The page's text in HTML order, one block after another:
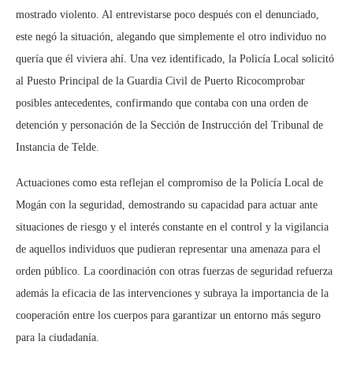
mostrado violento. Al entrevistarse poco después con el denunciado,
este negó la situación, alegando que simplemente el otro individuo no
quería que él viviera ahí. Una vez identificado, la Policía Local solicitó
al Puesto Principal de la Guardia Civil de Puerto Ricocomprobar
posibles antecedentes, confirmando que contaba con una orden de
detención y personación de la Sección de Instrucción del Tribunal de
Instancia de Telde.
Actuaciones como esta reflejan el compromiso de la Policía Local de
Mogán con la seguridad, demostrando su capacidad para actuar ante
situaciones de riesgo y el interés constante en el control y la vigilancia
de aquellos individuos que pudieran representar una amenaza para el
orden público. La coordinación con otras fuerzas de seguridad refuerza
además la eficacia de las intervenciones y subraya la importancia de la
cooperación entre los cuerpos para garantizar un entorno más seguro
para la ciudadanía.